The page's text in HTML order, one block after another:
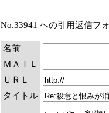
No.33941 への引用返信フ
名前
ＭＡＩＬ
ＵＲＬ
タイトル